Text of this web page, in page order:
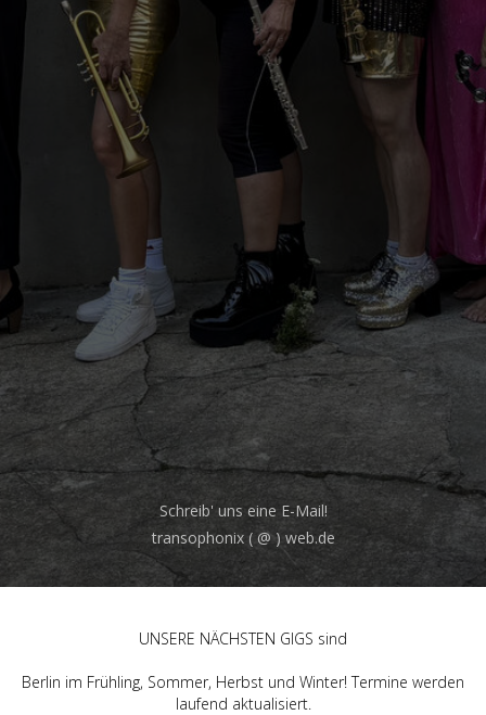
Schreib' uns eine E-Mail!
transophonix ( @ ) web.de
UNSERE NÄCHSTEN GIGS sind
Berlin im Frühling, Sommer, Herbst und Winter! Termine werden
laufend aktualisiert.